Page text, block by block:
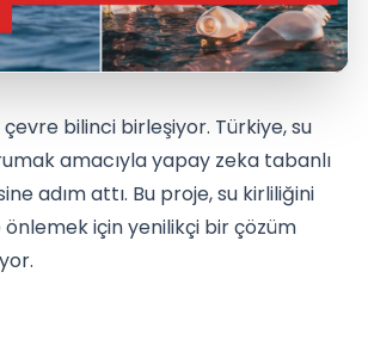
bilinci birleşiyor. Türkiye, su
amacıyla yapay zeka tabanlı
adım attı. Bu proje, su kirliliğini
için yenilikçi bir çözüm